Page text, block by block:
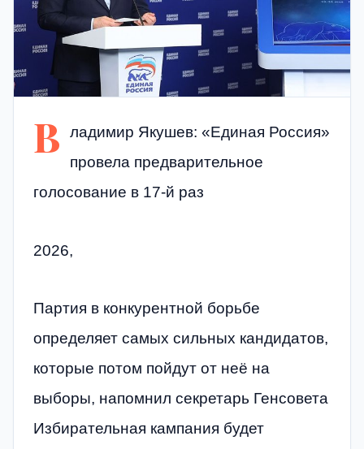
В
ладимир Якушев: «Единая Россия»
провела предварительное
голосование в 17-й раз
2026,
Партия в конкурентной борьбе
определяет самых сильных кандидатов,
которые потом пойдут от неё на
выборы, напомнил секретарь Генсовета
Избирательная кампания будет